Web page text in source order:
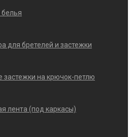
для бретелей и застежки
застежки на крючок-петлю
лента (под каркасы)